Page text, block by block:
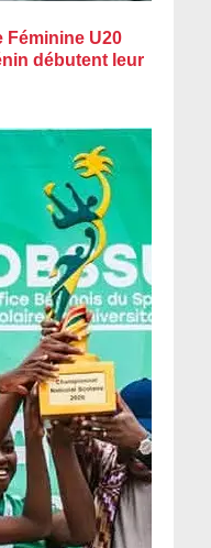
Féminine U20
débutent leur